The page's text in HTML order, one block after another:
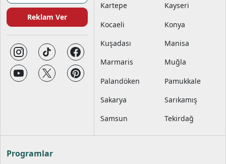
Reklam Ver
Kartepe
Kayseri
Kocaeli
Konya
Kuşadası
Manisa
Marmaris
Muğla
Palandöken
Pamukkale
Sakarya
Sarıkamış
Samsun
Tekirdağ
Programlar